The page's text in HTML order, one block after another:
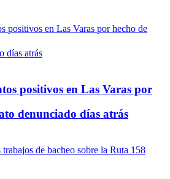
positivos en Las Varas por
denunciado días atrás